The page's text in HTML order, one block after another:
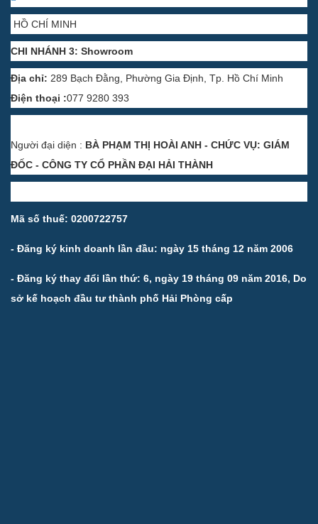
HỒ CHÍ MINH
CHI NHÁNH 3: Showroom
Địa chỉ: 289 Bạch Đằng, Phường Gia Định, Tp. Hồ Chí Minh
Điện thoại :077 9280 393
Người đại diện : BÀ PHẠM THỊ HOÀI ANH - CHỨC VỤ: GIÁM
ĐỐC - CÔNG TY CỔ PHẦN ĐẠI HẢI THÀNH
Mã số thuế: 0200722757
- Đăng ký kinh doanh lần đầu: ngày 15 tháng 12 năm 2006
- Đăng ký thay đổi lần thứ: 6, ngày 19 tháng 09 năm 2016, Do
sở kế hoạch đầu tư thành phố Hải Phòng cấp